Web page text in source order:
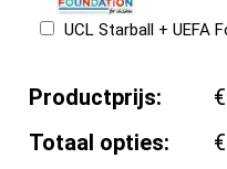
UCL Starball + UEFA
Productprijs:
Totaal opties: